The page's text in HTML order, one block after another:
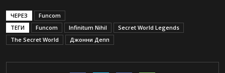
ЧЕРЕЗ
Funcom
ТЕГИ
Funcom Infinitum Nihil
Secret World Legends
The Secret World
Джонни Депп